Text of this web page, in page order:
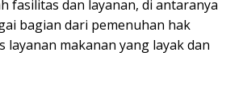
fasilitas dan layanan, di antaranya
bagian dari pemenuhan hak
layanan makanan yang layak dan